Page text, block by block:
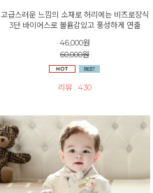
고급스러운 느낌의 소재로 허리에는 비즈로장식
3단 바이어스로 볼륨감있고 풍성하게 연출
46,000원
60,000원
리뷰 : 430